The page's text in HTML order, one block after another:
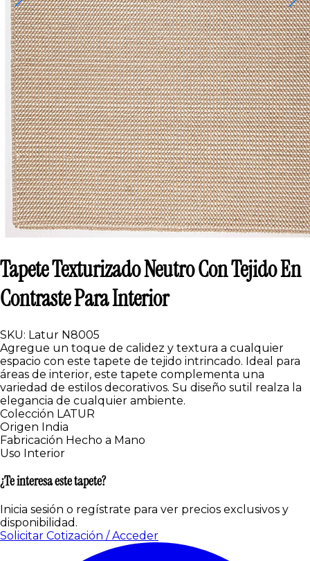
Tapete Texturizado Neutro Con Tejido En
Contraste Para Interior
SKU: Latur N8005
Agregue un toque de calidez y textura a cualquier
espacio con este tapete de tejido intrincado. Ideal para
áreas de interior, este tapete complementa una
variedad de estilos decorativos. Su diseño sutil realza la
elegancia de cualquier ambiente.
Colección LATUR
Origen India
Fabricación Hecho a Mano
Uso Interior
¿Te interesa este tapete?
Inicia sesión o regístrate para ver precios exclusivos y
disponibilidad.
Solicitar Cotización / Acceder